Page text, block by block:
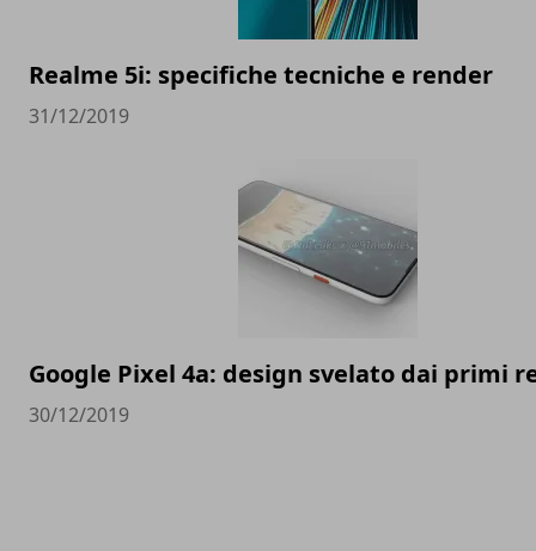
Realme 5i: specifiche tecniche e render
31/12/2019
Google Pixel 4a: design svelato dai primi
30/12/2019